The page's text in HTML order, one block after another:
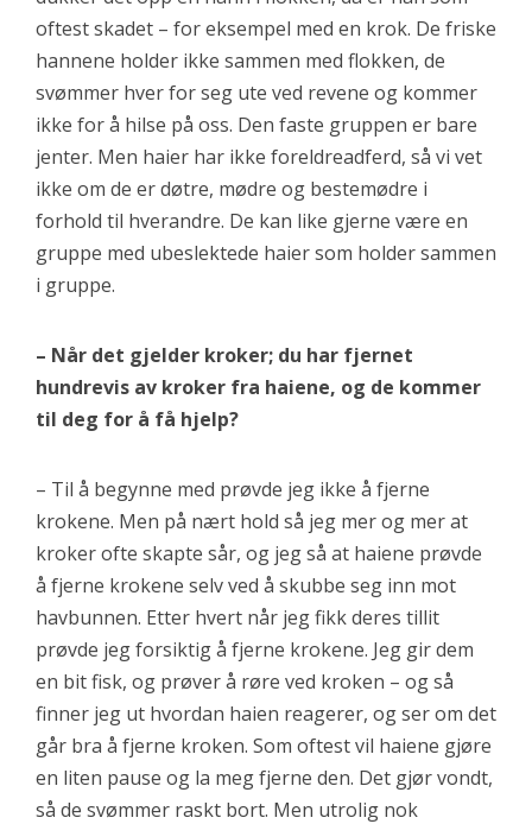
oftest skadet – for eksempel med en krok. De friske
hannene holder ikke sammen med flokken, de
svømmer hver for seg ute ved revene og kommer
ikke for å hilse på oss. Den faste gruppen er bare
jenter. Men haier har ikke foreldreadferd, så vi vet
ikke om de er døtre, mødre og bestemødre i
forhold til hverandre. De kan like gjerne være en
gruppe med ubeslektede haier som holder sammen
i gruppe.
– Når det gjelder kroker; du har fjernet
hundrevis av kroker fra haiene, og de kommer
til deg for å få hjelp?
– Til å begynne med prøvde jeg ikke å fjerne
krokene. Men på nært hold så jeg mer og mer at
kroker ofte skapte sår, og jeg så at haiene prøvde
å fjerne krokene selv ved å skubbe seg inn mot
havbunnen. Etter hvert når jeg fikk deres tillit
prøvde jeg forsiktig å fjerne krokene. Jeg gir dem
en bit fisk, og prøver å røre ved kroken – og så
finner jeg ut hvordan haien reagerer, og ser om det
går bra å fjerne kroken. Som oftest vil haiene gjøre
en liten pause og la meg fjerne den. Det gjør vondt,
så de svømmer raskt bort. Men utrolig nok